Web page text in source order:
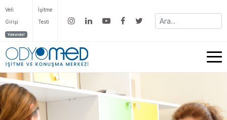
Veli
Girişi
Yakında!
İşitme
Testi